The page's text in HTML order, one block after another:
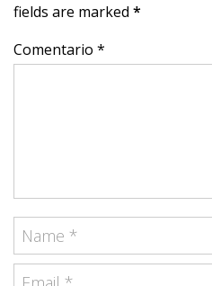
fields are marked *
Comentario *